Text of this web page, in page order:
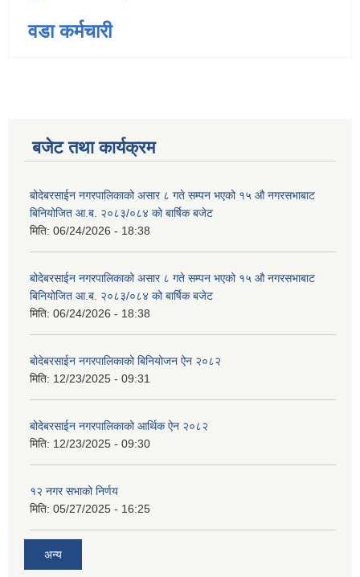
वडा कर्मचारी
बजेट तथा कार्यक्रम
बोदेबरसाईन नगरपालिकाको असार ८ गते सम्पन भएको १५ ‍‍‍औ नगरसभाबाट
बिनियोजित आ.ब. २०८३/०८४ को बार्षिक बजेट
मिति: 06/24/2026 - 18:38
बोदेबरसाईन नगरपालिकाको असार ८ गते सम्पन भएको १५ ‍‍‍औ नगरसभाबाट
बिनियोजित आ.ब. २०८३/०८४ को बार्षिक बजेट
मिति: 06/24/2026 - 18:38
बोदेबरसाईन नगरपालिकाको बिनियोजन ऐन २०८२
मिति: 12/23/2025 - 09:31
बोदेबरसाईन नगरपालिकाको आर्थिक ऐन २०८२
मिति: 12/23/2025 - 09:30
१२ नगर सभाको निर्णय
मिति: 05/27/2025 - 16:25
अन्य